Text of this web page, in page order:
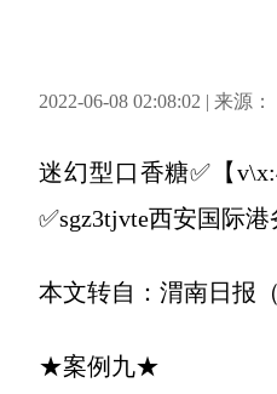
2022-06-08 02:08:02 | 来源：
迷幻型口香糖✅【
✅sgz3tjvte西安国际
本文转自：渭南日报
★案例九★